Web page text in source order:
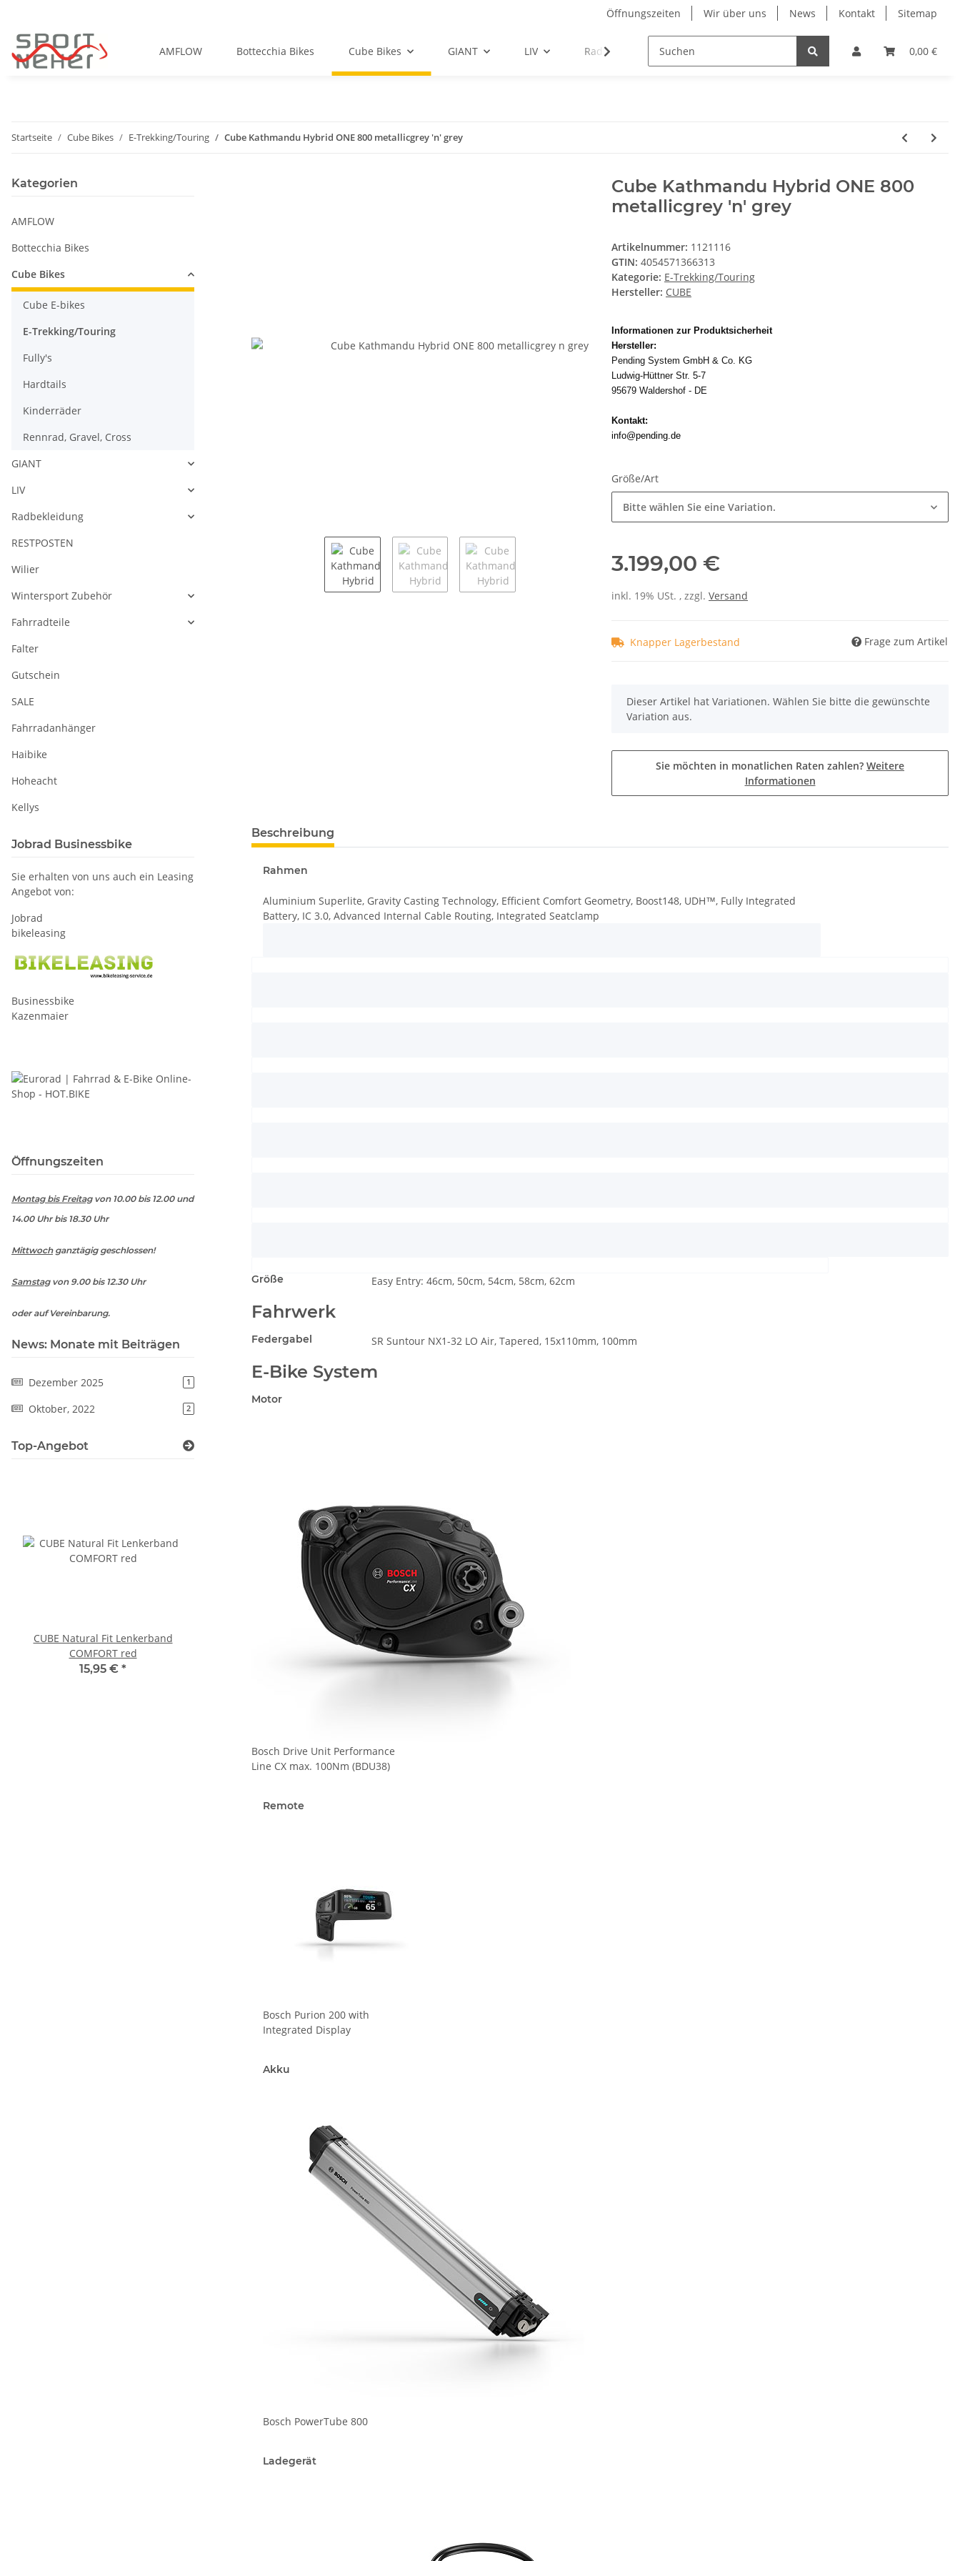
Öffnungszeiten Wir über uns News Kontakt Sitemap
0,00 €
AMFLOW Bottecchia Bikes Cube Bikes GIANT LIV Radbekleidung Wilier Wintersport
Startseite Cube Bikes E-Trekking/Touring Cube Kathmandu Hybrid ONE 800 metallicgrey 'n' grey
Cube Kathmandu Hybrid ONE 800
metallicgrey 'n' grey
Artikelnummer: 1121116
GTIN: 4054571366313
Kategorie: E-Trekking/Touring
Hersteller: CUBE
Informationen zur Produktsicherheit
Hersteller:
Pending System GmbH & Co. KG
Ludwig-Hüttner Str. 5-7
95679 Waldershof - DE
Kontakt:
info@pending.de
Größe/Art
Bitte wählen Sie eine Variation.
3.199,00 €
inkl. 19% USt. , zzgl. Versand
Knapper Lagerbestand Frage zum Artikel
x
Dieser Artikel hat Variationen. Wählen Sie bitte die gewünschte
Variation aus.
Sie möchten in monatlichen Raten zahlen? Weitere
Informationen
Beschreibung
Rahmen
Aluminium Superlite, Gravity Casting Technology, Efficient Comfort Geometry, Boost148, UDH™, Fully Integrated
Battery, IC 3.0, Advanced Internal Cable Routing, Integrated Seatclamp
Größe Easy Entry: 46cm, 50cm, 54cm, 58cm, 62cm
Fahrwerk
Federgabel SR Suntour NX1-32 LO Air, Tapered, 15x110mm, 100mm
E-Bike System
Motor
Bosch Drive Unit Performance
Line CX max. 100Nm (BDU38)
Remote
Bosch Purion 200 with
Integrated Display
Akku
Bosch PowerTube 800
Ladegerät
Kategorien
AMFLOW
Bottecchia Bikes
Cube Bikes
Cube E-bikes
E-Trekking/Touring
Fully's
Hardtails
Kinderräder
Rennrad, Gravel, Cross
GIANT
LIV
Radbekleidung
RESTPOSTEN
Wilier
Wintersport Zubehör
Fahrradteile
Falter
Gutschein
SALE
Fahrradanhänger
Haibike
Hoheacht
Kellys
Jobrad Businessbike
Sie erhalten von uns auch ein Leasing
Angebot von:
Jobrad
bikeleasing
Businessbike
Kazenmaier
Öffnungszeiten
Montag bis Freitagvon 10.00 bis 12.00 und
14.00 Uhr bis 18.30 Uhr
Mittwochganztägig geschlossen!
Samstagvon 9.00 bis 12.30 Uhr
oder auf Vereinbarung.
News: Monate mit Beiträgen
Dezember 2025 1
Oktober, 2022 2
Top-Angebot
CUBE Natural Fit Lenkerband
COMFORT red
15,95 € *
Cube RFR Handschuhe
COMFORT Kurzfinger black
ABUS Anschließkette Pro Tectic
4960
39,00 €